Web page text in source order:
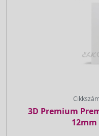
3D Premium
12mm